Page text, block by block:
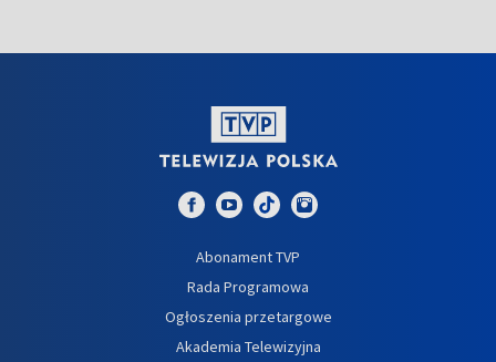
Abonament TVP
Rada Programowa
Ogłoszenia przetargowe
Akademia Telewizyjna